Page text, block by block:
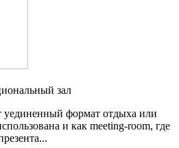
зал
уединенный формат отдыха или
и как meeting-room, где